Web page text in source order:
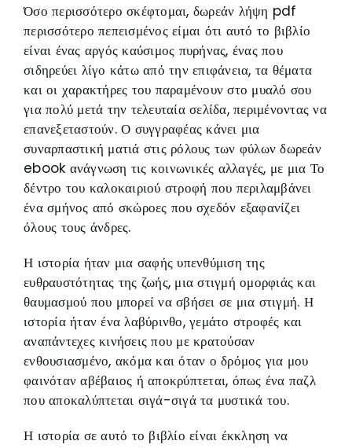
Όσο περισσότερο σκέφτομαι, δωρεάν λήψη pdf
περισσότερο πεπεισμένος είμαι ότι αυτό το βιβλίο
είναι ένας αργός καύσιμος πυρήνας, ένας που
σιδηρεύει λίγο κάτω από την επιφάνεια, τα θέματα
και οι χαρακτήρες του παραμένουν στο μυαλό σου
για πολύ μετά την τελευταία σελίδα, περιμένοντας να
επανεξεταστούν. Ο συγγραφέας κάνει μια
συναρπαστική ματιά στις ρόλους των φύλων δωρεάν
ebook ανάγνωση τις κοινωνικές αλλαγές, με μια Το
δέντρο του καλοκαιριού στροφή που περιλαμβάνει
ένα σμήνος από σκώροες που σχεδόν εξαφανίζει
όλους τους άνδρες.
Η ιστορία ήταν μια σαφής υπενθύμιση της
ευθραυστότητας της ζωής, μια στιγμή ομορφιάς και
θαυμασμού που μπορεί να σβήσει σε μια στιγμή. Η
ιστορία ήταν ένα λαβύρινθο, γεμάτο στροφές και
αναπάντεχες κινήσεις που με κρατούσαν
ενθουσιασμένο, ακόμα και όταν ο δρόμος για μου
φαινόταν αβέβαιος ή αποκρύπτεται, όπως ένα παζλ
που αποκαλύπτεται σιγά-σιγά τα μυστικά του.
Η ιστορία σε αυτό το βιβλίο είναι έκκληση να